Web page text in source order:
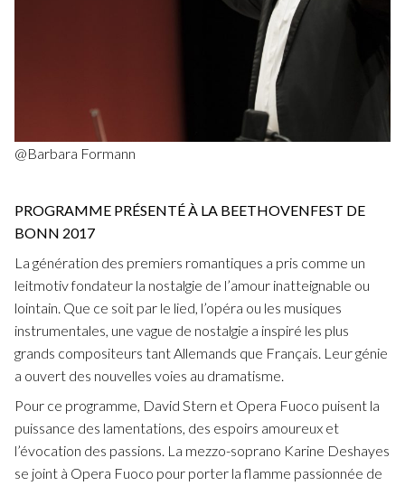
Press
EN
@Barbara Formann
PROGRAMME PRÉSENTÉ À LA BEETHOVENFEST DE
BONN 2017
La génération des premiers romantiques a pris comme un
leitmotiv fondateur la nostalgie de l’amour inatteignable ou
lointain. Que ce soit par le lied, l’opéra ou les musiques
instrumentales, une vague de nostalgie a inspiré les plus
grands compositeurs tant Allemands que Français. Leur génie
a ouvert des nouvelles voies au dramatisme.
Pour ce programme, David Stern et Opera Fuoco puisent la
puissance des lamentations, des espoirs amoureux et
l’évocation des passions. La mezzo-soprano Karine Deshayes
se joint à Opera Fuoco pour porter la flamme passionnée de